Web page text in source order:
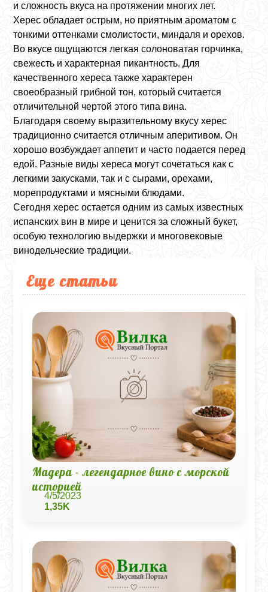
и сложность вкуса на протяжении многих лет.
Херес обладает острым, но приятным ароматом с
тонкими оттенками смолистости, миндаля и орехов.
Во вкусе ощущаются легкая солоноватая горчинка,
свежесть и характерная пикантность. Для
качественного хереса также характерен
своеобразный грибной тон, который считается
отличительной чертой этого типа вина.
Благодаря своему выразительному вкусу херес
традиционно считается отличным аперитивом. Он
хорошо возбуждает аппетит и часто подается перед
едой. Разные виды хереса могут сочетаться как с
легкими закусками, так и с сырами, орехами,
морепродуктами и мясными блюдами.
Сегодня херес остается одним из самых известных
испанских вин в мире и ценится за сложный букет,
особую технологию выдержки и многовековые
винодельческие традиции.
Еще статьи
Мадера - легендарное вино с морской
историей
4/5/2023
1,35K